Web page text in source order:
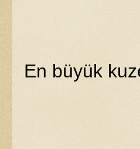
En büyük